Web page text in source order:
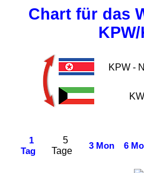
Chart für das
KPW -
1
Tag
5
Tage
3 Mon 6